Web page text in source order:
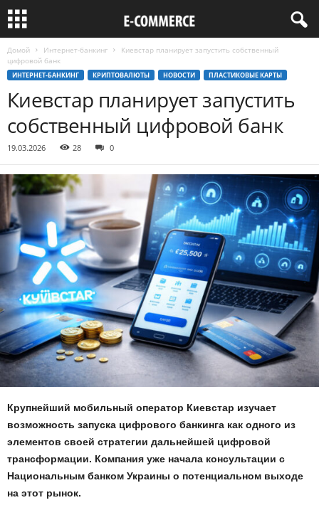
Домой Интернет-банкинг
Киевстар планирует запустить собственный
цифровой банк
ИНТЕРНЕТ-БАНКИНГ КРИПТОВАЛЮТЫ НОВОСТИ ПЛАСТИКОВЫЕ КАРТЫ
Киевстар планирует запустить
собственный цифровой банк
19.03.2026 28 0
Крупнейший мобильный оператор Киевстар изучает
возможность запуска цифрового банкинга как одного из
элементов своей стратегии дальнейшей цифровой
трансформации. Компания уже начала консультации с
Национальным банком Украины о потенциальном выходе
на этот рынок.